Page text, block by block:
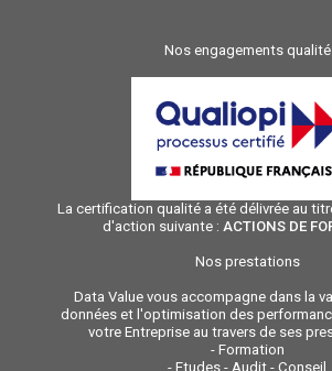
Nos engagements qualité
La certification qualité a été délivrée au
d'action suivante : ACTIONS DE
Nos prestations
Data Value vous accompagne dans la
données et l'optimisation des
votre Entreprise au travers de ses
- Formation
- Etudes - Audit - Conseil